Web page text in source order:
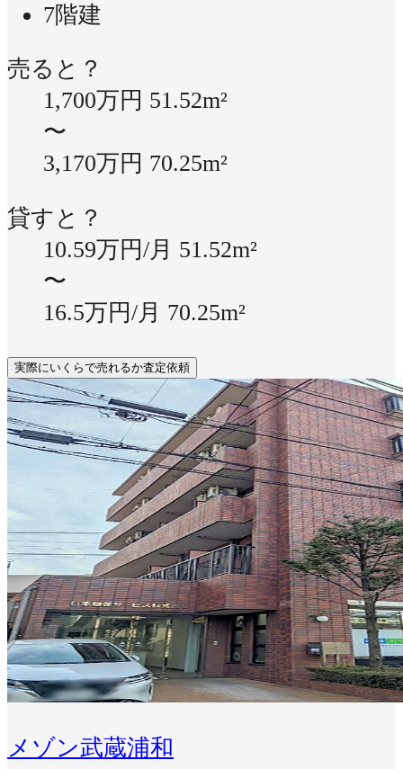
7階建
売ると？
1,700万円 51.52m²
〜
3,170万円 70.25m²
貸すと？
10.59万円/月 51.52m²
〜
16.5万円/月 70.25m²
実際にいくらで売れるか査定依頼
メゾン武蔵浦和